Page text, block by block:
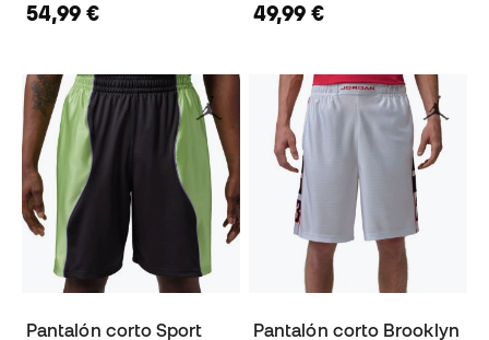
54,99 € 49,99 €
Pantalón corto Sport
Pantalón corto Brooklyn